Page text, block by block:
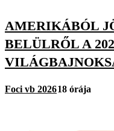
AMERIKÁBÓL
BELÜLRŐL A
Foci vb 202618 órája